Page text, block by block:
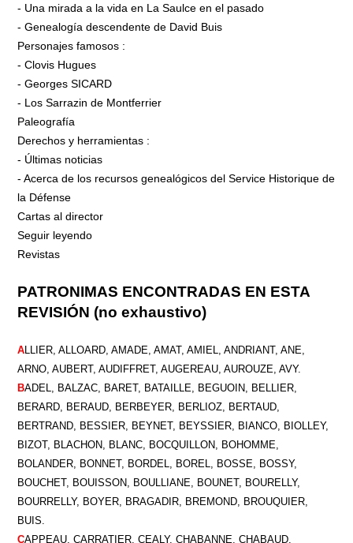
- Una mirada a la vida en La Saulce en el pasado
- Genealogía descendente de David Buis
Personajes famosos :
- Clovis Hugues
- Georges SICARD
- Los Sarrazin de Montferrier
Paleografía
Derechos y herramientas :
- Últimas noticias
- Acerca de los recursos genealógicos del Service Historique de
la Défense
Cartas al director
Seguir leyendo
Revistas
PATRONIMAS ENCONTRADAS EN ESTA
REVISIÓN (no exhaustivo)
A LLIER, ALLOARD, AMADE, AMAT, AMIEL, ANDRIANT, ANE,
ARNO, AUBERT, AUDIFFRET, AUGEREAU, AUROUZE, AVY.
BADEL, BALZAC, BARET, BATAILLE, BEGUOIN, BELLIER,
BERARD, BERAUD, BERBEYER, BERLIOZ, BERTAUD,
BERTRAND, BESSIER, BEYNET, BEYSSIER, BIANCO, BIOLLEY,
BIZOT, BLACHON, BLANC, BOCQUILLON, BOHOMME,
BOLANDER, BONNET, BORDEL, BOREL, BOSSE, BOSSY,
BOUCHET, BOUISSON, BOULLIANE, BOUNET, BOURELLY,
BOURRELLY, BOYER, BRAGADIR, BREMOND, BROUQUIER,
BUIS.
CAPPEAU, CARRATIER, CEALY, CHABANNE, CHABAUD,